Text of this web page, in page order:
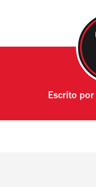
Escrito por